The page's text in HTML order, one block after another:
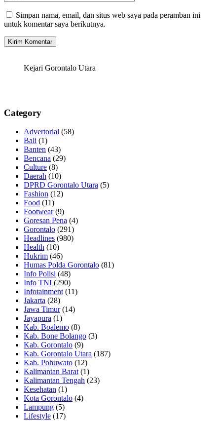
Simpan nama, email, dan situs web saya pada peramban ini
untuk komentar saya berikutnya.
Kejari Gorontalo Utara
Category
Advertorial (58)
Bali (1)
Banten (43)
Bencana (29)
Culture (8)
Daerah (10)
DPRD Gorontalo Utara (5)
Fashion (12)
Food (11)
Footwear(9)
Goresan Pena (4)
Gorontalo (291)
Headlines (980)
Health (10)
Hukrim (46)
Humas Polda Gorontalo (81)
Info Polisi (48)
Info TNI (290)
Infotainment (11)
Jakarta (28)
Jawa Timur(14)
Jayapura (1)
Kab. Boalemo (8)
Kab. Bone Bolango (3)
Kab. Gorontalo (9)
Kab. Gorontalo Utara (187)
Kab. Pohuwato (12)
Kalimantan Barat (1)
Kalimantan Tengah (23)
Kesehatan (1)
Kota Gorontalo (4)
Lampung (5)
Lifestyle (17)